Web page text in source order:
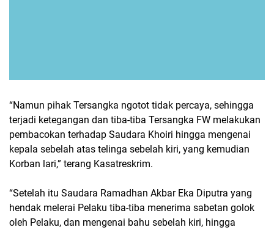
“Namun pihak Tersangka ngotot tidak percaya, sehingga
terjadi ketegangan dan tiba-tiba Tersangka FW melakukan
pembacokan terhadap Saudara Khoiri hingga mengenai
kepala sebelah atas telinga sebelah kiri, yang kemudian
Korban lari,” terang Kasatreskrim.
“Setelah itu Saudara Ramadhan Akbar Eka Diputra yang
hendak melerai Pelaku tiba-tiba menerima sabetan golok
oleh Pelaku, dan mengenai bahu sebelah kiri, hingga